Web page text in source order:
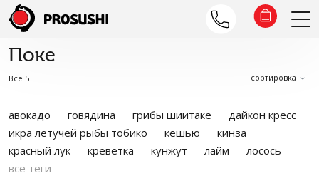
Поке
Все 5 сортировка
авокадо говядина грибы шиитаке
дайкон кресс
икра летучей рыбы тобико
кешью
кинза
красный лук
креветка кунжут лайм
лосось
все теги